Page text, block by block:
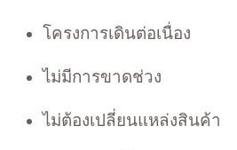
โครงการเดินต่อเนื่อง
ไม่มีการขาดช่วง
ไม่ต้องเปลี่ยนแหล่งสินค้า